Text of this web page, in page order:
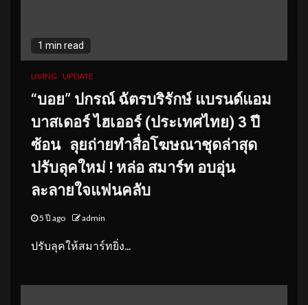
1 min read
LIVING UPDATE
“บอย” ปกรณ์ ฉัตรบริรักษ์ แบรนด์แอม
บาสเดอร์ ไฮเออร์ (ประเทศไทย) 3 ปี
ซ้อน ลุยถ่ายทำสื่อโฆษณาชุดล่าสุด
ปรับลุคใหม่ ! หล่อ สมาร์ท อบอุ่น
ละลายใจแฟนคลับ
5 ปี ago admin
ปรับลุคให้สมาร์ทยิ่ง...